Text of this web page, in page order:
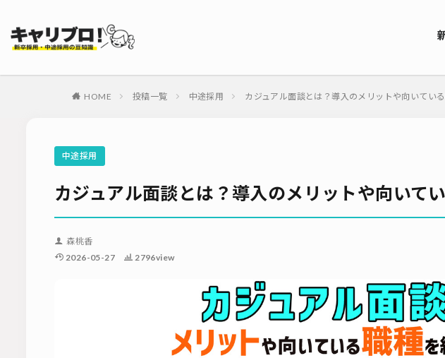
HOME 投稿一覧 中途採用 カジュアル面談とは？導入のメリットや向いている
中途採用
カジュアル面談とは？導入のメリットや向いて
森桃香
2026-05-27
2796view